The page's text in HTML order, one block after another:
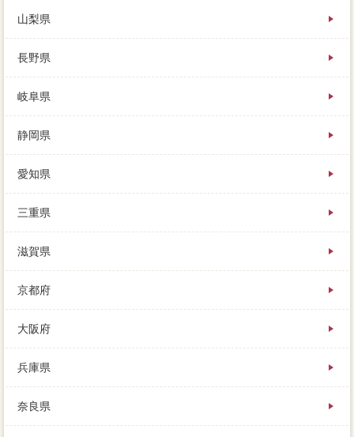
山梨県
長野県
岐阜県
静岡県
愛知県
三重県
滋賀県
京都府
大阪府
兵庫県
奈良県